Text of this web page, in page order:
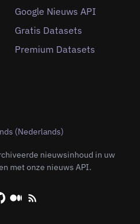
Google Nieuws API
Gratis Datasets
Premium Datasets
(Nederlands)
nieuwsinhoud in uw
met onze nieuws API.
MediumRSS/XML